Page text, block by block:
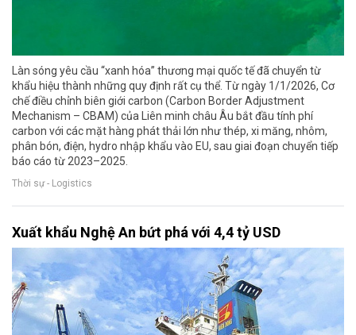
Làn sóng yêu cầu “xanh hóa” thương mại quốc tế đã chuyển từ
khẩu hiệu thành những quy định rất cụ thể. Từ ngày 1/1/2026, Cơ
chế điều chỉnh biên giới carbon (Carbon Border Adjustment
Mechanism – CBAM) của Liên minh châu Âu bắt đầu tính phí
carbon với các mặt hàng phát thải lớn như thép, xi măng, nhôm,
phân bón, điện, hydro nhập khẩu vào EU, sau giai đoạn chuyển tiếp
báo cáo từ 2023–2025.
Thời sự - Logistics
Xuất khẩu Nghệ An bứt phá với 4,4 tỷ USD